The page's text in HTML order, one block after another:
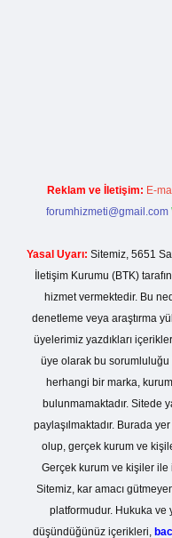
Reklam ve İletişim: E-
forumhizmeti@gmail.com
Yasal Uyarı: Sitemiz, 5651
İletişim Kurumu (BTK)
hizmet vermektedir. Bu
denetleme veya araştırma
üyelerimiz yazdıkları
üye olarak bu sorumluluğu
herhangi bir marka,
bulunmamaktadır. Sitede
paylaşılmaktadır. Burada
olup, gerçek kurum ve
Gerçek kurum ve kişiler
Sitemiz, kar amacı
platformudur. Hukuka ve
düşündüğünüz içerikleri,